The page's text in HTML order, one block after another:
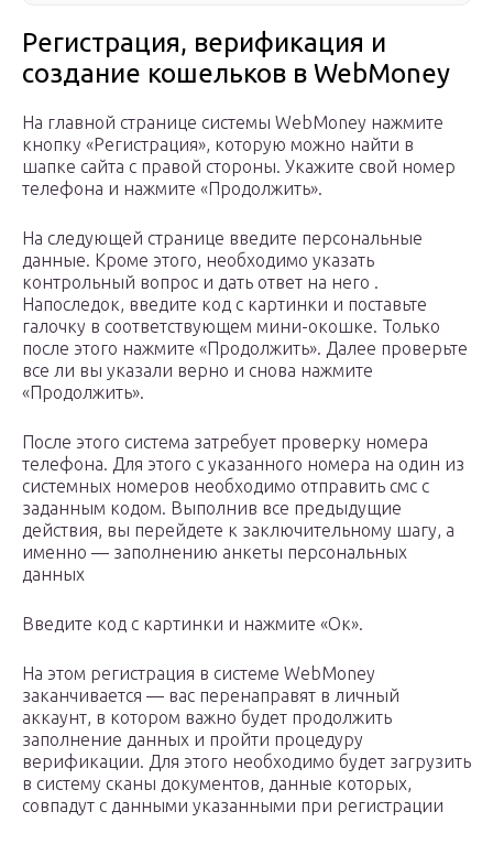
Регистрация, верификация и
создание кошельков в WebMoney
На главной странице системы WebMoney нажмите
кнопку «Регистрация», которую можно найти в
шапке сайта с правой стороны. Укажите свой номер
телефона и нажмите «Продолжить».
На следующей странице введите персональные
данные. Кроме этого, необходимо указать
контрольный вопрос и дать ответ на него .
Напоследок, введите код с картинки и поставьте
галочку в соответствующем мини-окошке. Только
после этого нажмите «Продолжить». Далее проверьте
все ли вы указали верно и снова нажмите
«Продолжить».
После этого система затребует проверку номера
телефона. Для этого с указанного номера на один из
системных номеров необходимо отправить смс с
заданным кодом. Выполнив все предыдущие
действия, вы перейдете к заключительному шагу, а
именно — заполнению анкеты персональных
данных
Введите код с картинки и нажмите «Oк».
На этом регистрация в системе WebMoney
заканчивается — вас перенаправят в личный
аккаунт, в котором важно будет продолжить
заполнение данных и пройти процедуру
верификации. Для этого необходимо будет загрузить
в систему сканы документов, данные которых,
совпадут с данными указанными при регистрации